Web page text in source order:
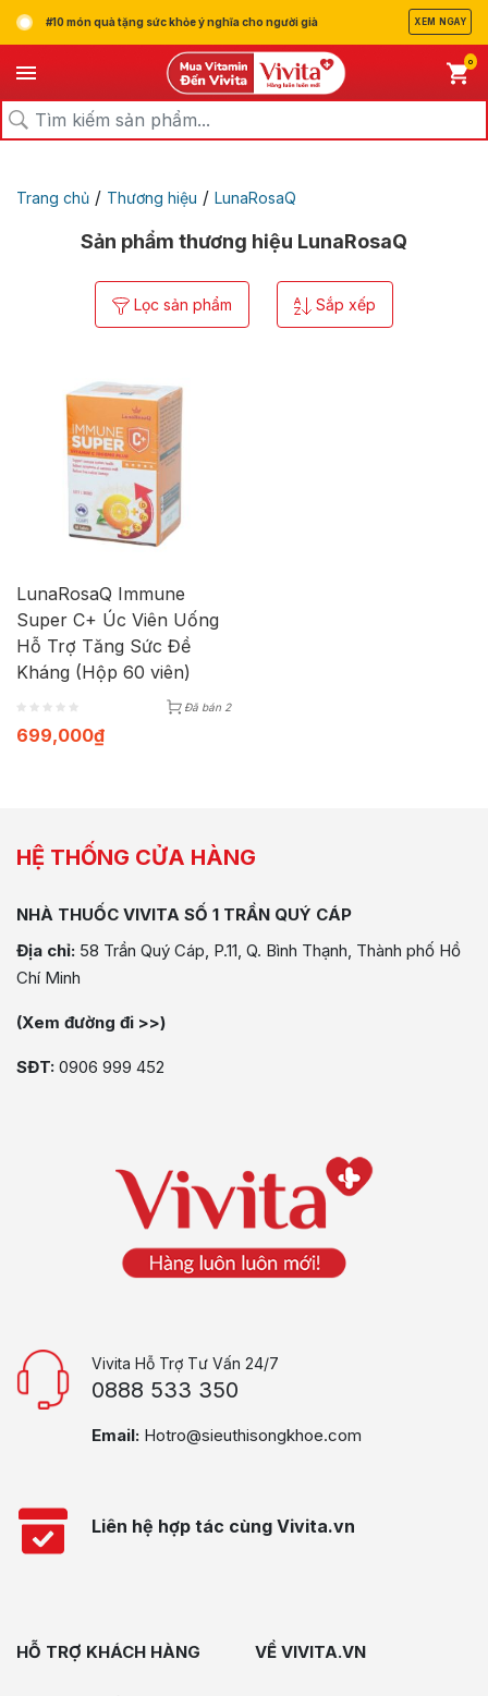
#10 món quà tặng sức khỏe ý nghĩa cho người già XEM NGAY
0
Trang chủ / Thương hiệu / LunaRosaQ
Sản phẩm thương hiệu LunaRosaQ
Lọc sản phẩm Sắp xếp
LunaRosaQ Immune
Super C+ Úc Viên Uống
Hỗ Trợ Tăng Sức Đề
Kháng (Hộp 60 viên)
Đã bán 2
699,000₫
HỆ THỐNG CỬA HÀNG
NHÀ THUỐC VIVITA SỐ 1 TRẦN QUÝ CÁP
Địa chỉ: 58 Trần Quý Cáp, P.11, Q. Bình Thạnh, Thành phố Hồ
Chí Minh
(Xem đường đi >>)
SĐT: 0906 999 452
Vivita Hỗ Trợ Tư Vấn 24/7
0888 533 350
Email: Hotro@sieuthisongkhoe.com
Liên hệ hợp tác cùng Vivita.vn
HỖ TRỢ KHÁCH HÀNG VỀ VIVITA.VN